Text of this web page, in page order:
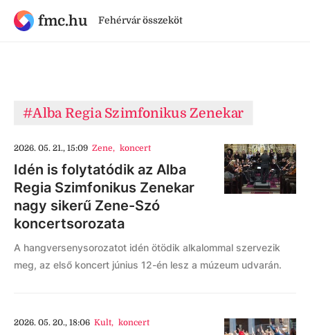
fmc.hu Fehérvár összeköt
#Alba Regia Szimfonikus Zenekar
2026. 05. 21., 15:09 Zene, koncert
Idén is folytatódik az Alba
Regia Szimfonikus Zenekar
nagy sikerű Zene-Szó
koncertsorozata
A hangversenysorozatot idén ötödik alkalommal szervezik
meg, az első koncert június 12-én lesz a múzeum udvarán.
2026. 05. 20., 18:06 Kult, koncert